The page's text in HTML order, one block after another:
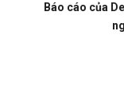
Báo cáo của